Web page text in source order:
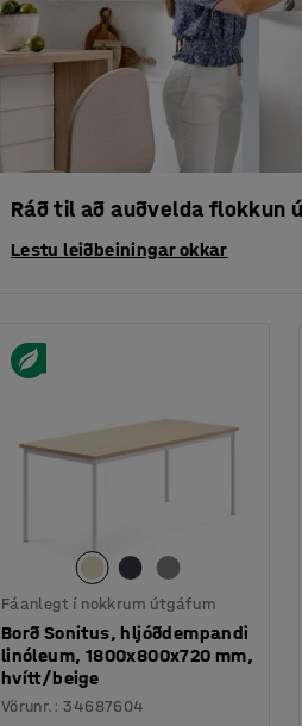
Ráð til að auðvelda flokkun
Lestu leiðbeiningar okkar
Fáanlegt í nokkrum útgáfum
Borð Sonitus, hljóðdempandi
linóleum, 1800x800x720 mm,
hvítt/beige
Vörunr. :34687604